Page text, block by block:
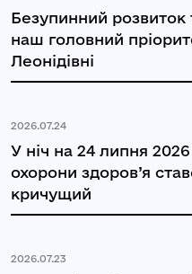
Безупинний розвиток
наш головний
Леонідівні
2026.07.24
У ніч на 24 липня
охорони здоров’я
кричущий
2026.07.23